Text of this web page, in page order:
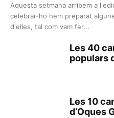
Aquesta setmana arribem a
celebrar-ho hem preparat
d'elles, tal com vam fer...
Les 40
populars
Les 10
d’Oques